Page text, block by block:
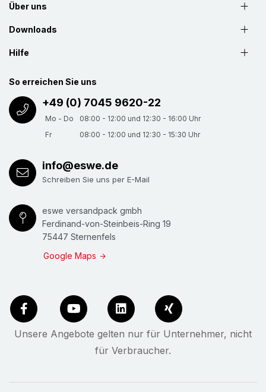
Über uns
Downloads
Hilfe
So erreichen Sie uns
+49 (0) 7045 9620-22
Mo - Do
08:00 - 12:00 und 12:30 - 16:00 Uhr
Fr
08:00 - 12:00 und 12:30 - 15:30 Uhr
info@eswe.de
Schreiben Sie uns per E-Mail
eswe versandpack gmbh
Ferdinand-von-Steinbeis-Ring 19
75447 Sternenfels
Google Maps
Unsere Angebote gelten nur für Unternehmer, nicht
für Verbraucher.